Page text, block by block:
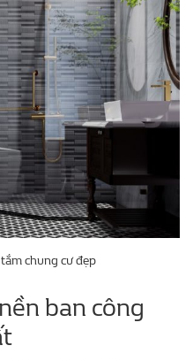
chung cư đẹp
ban công